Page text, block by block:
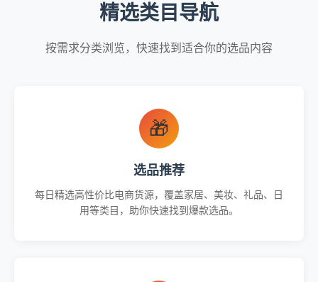
精选类目导航
按需求分类浏览，快速找到适合你的选品内容
🎁
选品推荐
每日精选高性价比电商货源，覆盖家居、美妆、礼品、日
用等类目，助你快速找到爆款选品。